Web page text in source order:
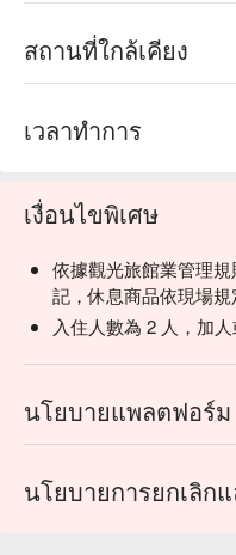
สถานที่ใกล้เคียง
เวลาทำการ
เงื่อนไขพิเศษ
依據觀光旅館業管理
記，休息商品依現場規
入住人數為 2 人，加
นโยบายแพลตฟอร์ม
นโยบายการยกเลิก